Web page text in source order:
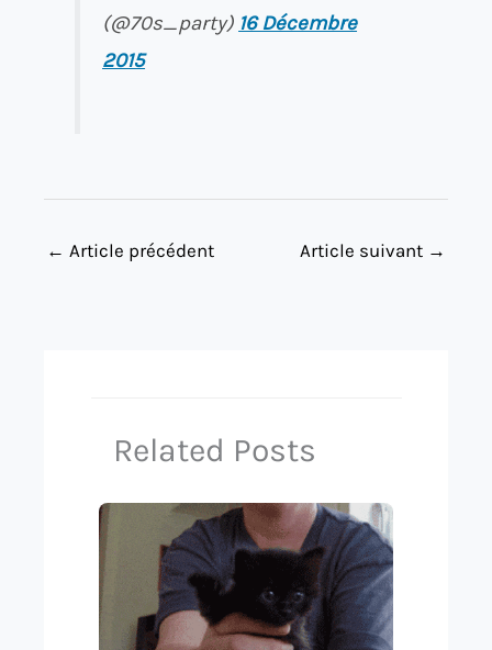
(@70s_party) 16 Décembre
2015
← Article précédent Article suivant →
Related Posts